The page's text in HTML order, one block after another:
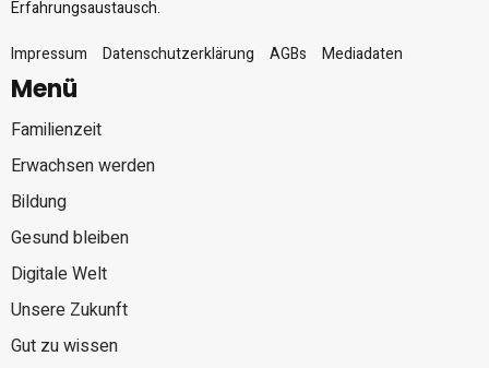
Erfahrungsaustausch.
Impressum
Datenschutzerklärung AGBs Mediadaten
Menü
Familienzeit
Erwachsen werden
Bildung
Gesund bleiben
Digitale Welt
Unsere Zukunft
Gut zu wissen